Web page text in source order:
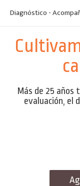
Diagnóstico -
Más de 25
evaluación, el